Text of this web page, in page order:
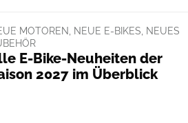
MOTOREN, NEUE E-BIKES, NEUES
E-Bike-Neuheiten der
2027 im Überblick